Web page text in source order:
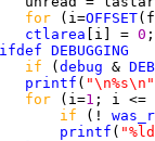
for (i=OFFSET
ctlarea [i] = 0
DEBUGGING
if ( debug &
printf ( "\n%s\n"
for (i=1
if (!
printf (